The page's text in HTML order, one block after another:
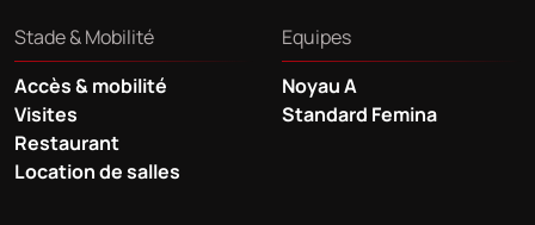
Stade & Mobilité
Accès & mobilité
Visites
Restaurant
Location de salles
Equipes
Noyau A
Standard Femina